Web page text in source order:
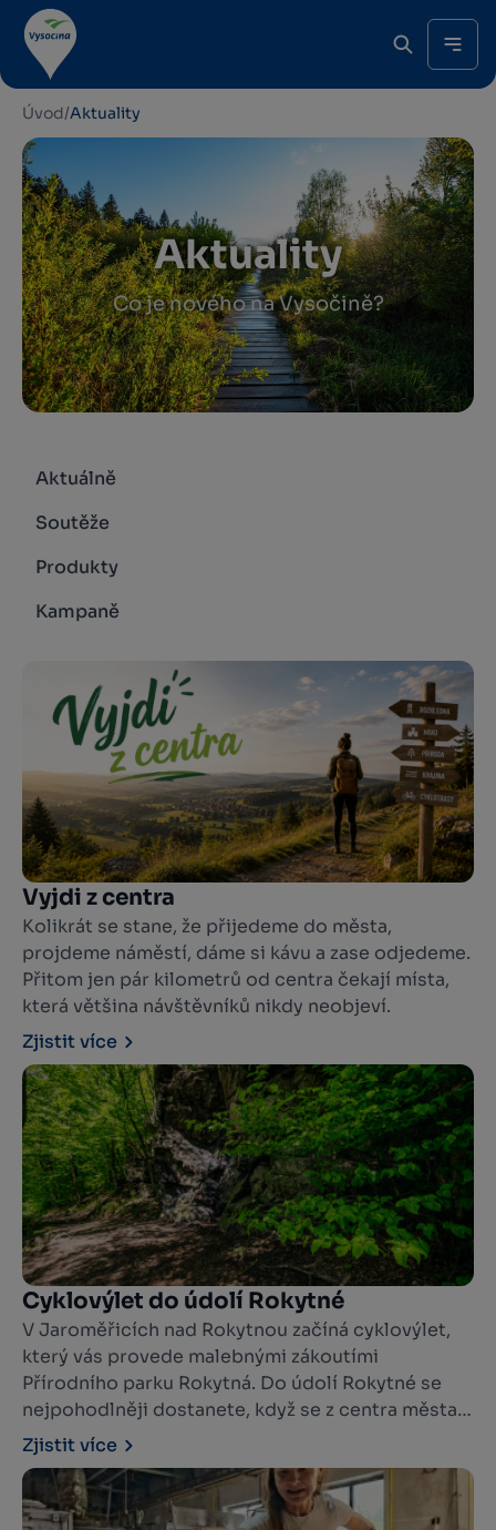
Úvod/Aktuality
Aktuality
Co je nového na Vysočině?
Aktuálně
Soutěže
Produkty
Kampaně
Vyjdi z centra
Kolikrát se stane, že přijedeme do města,
projdeme náměstí, dáme si kávu a zase odjedeme.
Přitom jen pár kilometrů od centra čekají místa,
která většina návštěvníků nikdy neobjeví.
Zjistit více
Cyklovýlet do údolí Rokytné
V Jaroměřicích nad Rokytnou začíná cyklovýlet,
který vás provede malebnými zákoutími
Přírodního parku Rokytná. Do údolí Rokytné se
nejpohodlněji dostanete, když se z centra města
vydáte po žluté turistické trase.
Zjistit více